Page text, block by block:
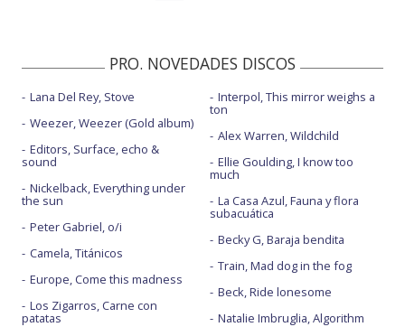
PRO. NOVEDADES DISCOS
Lana Del Rey, Stove
Weezer, Weezer (Gold album)
Editors, Surface, echo &
sound
Nickelback, Everything under
the sun
Peter Gabriel, o/i
Camela, Titánicos
Europe, Come this madness
Los Zigarros, Carne con
patatas
Interpol, This mirror weighs a
ton
Alex Warren, Wildchild
Ellie Goulding, I know too
much
La Casa Azul, Fauna y flora
subacuática
Becky G, Baraja bendita
Train, Mad dog in the fog
Beck, Ride lonesome
Natalie Imbruglia, Algorithm